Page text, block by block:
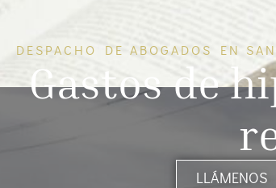
DESPACHO DE ABOGADOS EN
Gastos de
LLÁMENOS